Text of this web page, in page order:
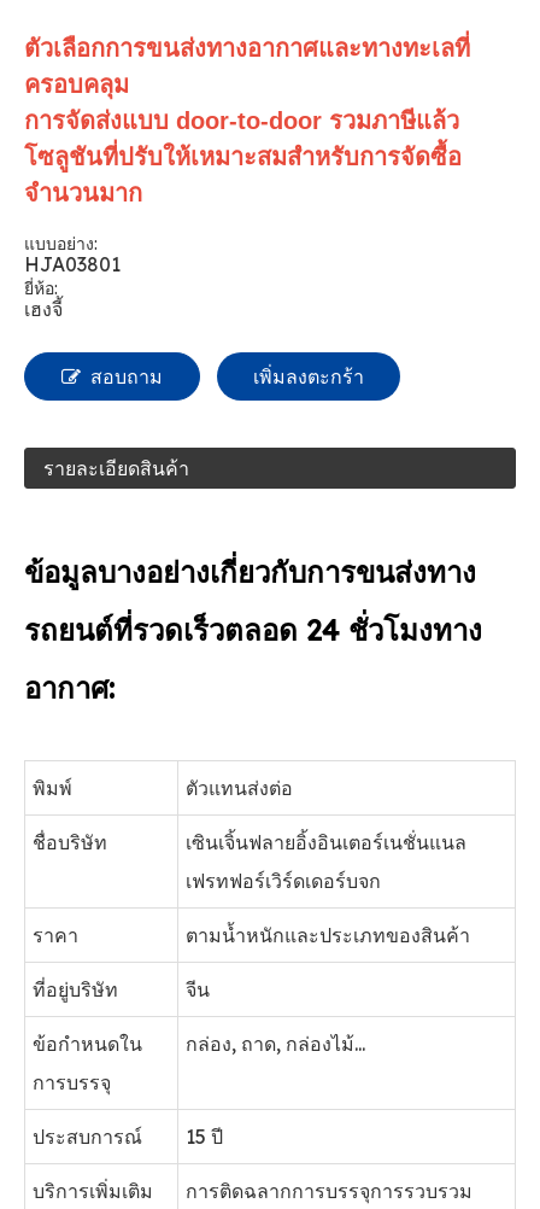
ตัวเลือกการขนส่งทางอากาศและทางทะเลที่
ครอบคลุม
การจัดส่งแบบ door-to-door รวมภาษีแล้ว
โซลูชันที่ปรับให้เหมาะสมสำหรับการจัดซื้อ
จำนวนมาก
แบบอย่าง:
HJA03801
ยี่ห้อ:
เฮงจี้
สอบถาม เพิ่มลงตะกร้า
รายละเอียดสินค้า
ข้อมูลบางอย่างเกี่ยวกับการขนส่งทาง
รถยนต์ที่รวดเร็วตลอด 24 ชั่วโมงทาง
อากาศ:
พิมพ์ ตัวแทนส่งต่อ
ชื่อบริษัท
เซินเจิ้นฟลายอิ้งอินเตอร์เนชั่นแนล
เฟรทฟอร์เวิร์ดเดอร์บจก
ราคา ตามน้ำหนักและประเภทของสินค้า
ที่อยู่บริษัท จีน
ข้อกำหนดใน
การบรรจุ
กล่อง, ถาด, กล่องไม้...
ประสบการณ์ 15 ปี
บริการเพิ่มเติม
การติดฉลากการบรรจุการรวบรวม